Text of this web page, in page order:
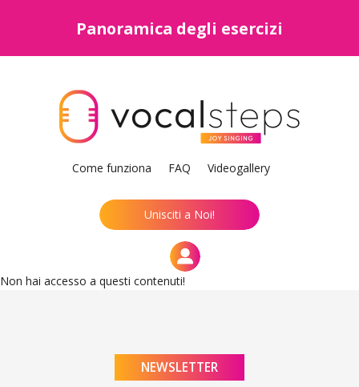
Panoramica degli esercizi
Come funziona FAQ Videogallery
Unisciti a Noi!
Non hai accesso a questi contenuti!
NEWSLETTER